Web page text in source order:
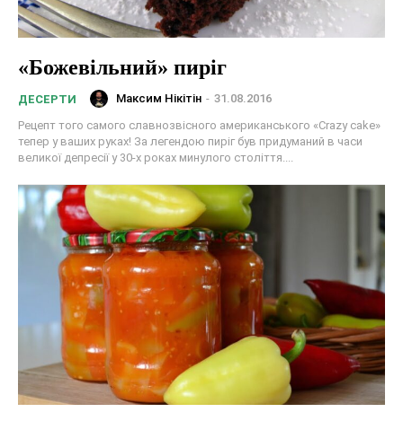
«Божевільний» пиріг
ДЕСЕРТИ Максим Нікітін - 31.08.2016
Рецепт того самого славнозвісного американського «Crazy cake»
тепер у ваших руках! За легендою пиріг був придуманий в часи
великої депресії у 30-х роках минулого століття....